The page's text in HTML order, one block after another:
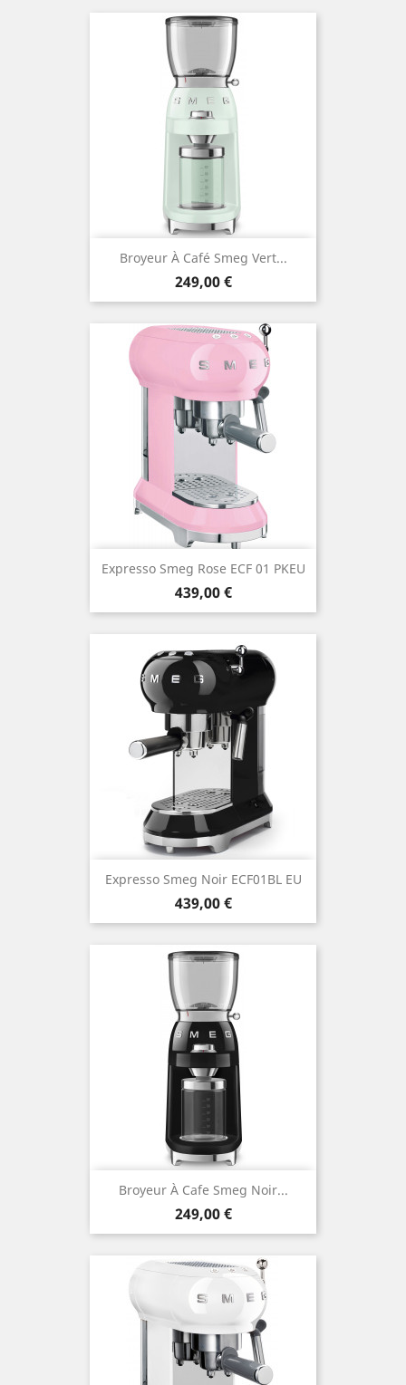
Broyeur À Café Smeg Vert...
Prix
249,00 €
Expresso Smeg Rose ECF 01 PKEU
Prix
439,00 €
Expresso Smeg Noir ECF01BL EU
Prix
439,00 €
Broyeur À Cafe Smeg Noir...
Prix
249,00 €